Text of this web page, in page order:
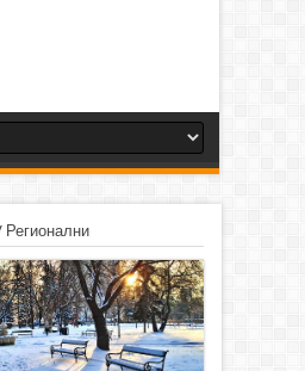
Регионални